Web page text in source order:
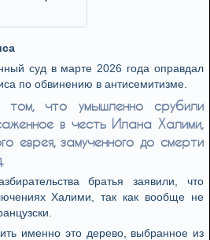
суд в марте 2026 года оправдал
по обвинению в антисемитизме.
том, что умышленно срубили
в честь Илана Халими,
еврея, замученного до смерти
братья заявили, что
Халими, так как вообще не
именно это дерево, выбранное из